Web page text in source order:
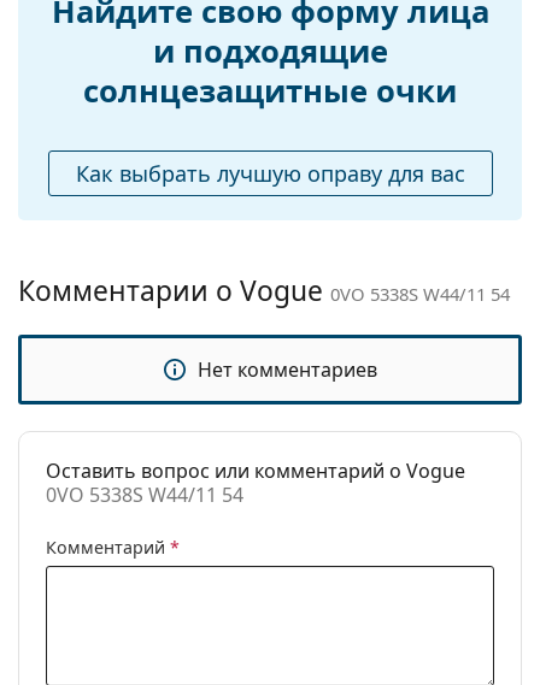
Изучите ассортимент
солнцезащитных очков
чтобы найти больше стилей от популярных
брендов.
Аксессуары
Да
Пол:
Женские
Vogue
Использование:
Модные
Найдите свою форму лица
и подходящие
солнцезащитные очки
Как выбрать лучшую оправу для вас
Комментарии о Vogue 0VO 5338S W44/11 54
Нет комментариев
Оставить вопрос или комментарий о Vogue
0VO 5338S W44/11 54
Комментарий *